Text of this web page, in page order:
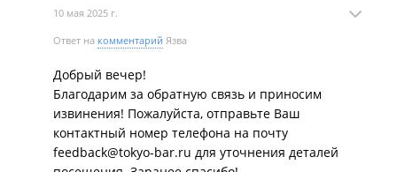
10 мая 2025 г.
Ответ на комментарий Язва
Добрый вечер!
Благодарим за обратную связь и приносим
извинения! Пожалуйста, отправьте Ваш
контактный номер телефона на почту
feedback@tokyo-bar.ru для уточнения деталей